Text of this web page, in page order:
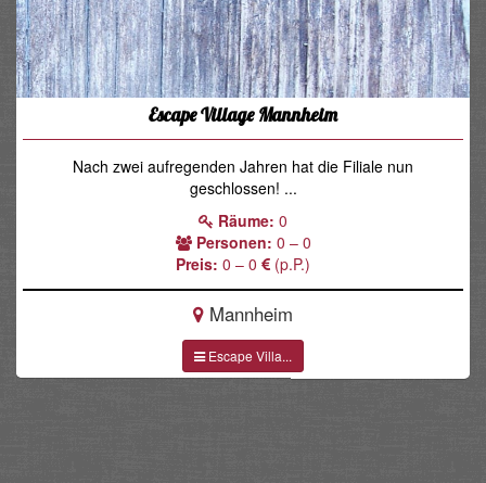
Escape Village Mannheim
Nach zwei aufregenden Jahren hat die Filiale nun
geschlossen! ...
Räume: 0
Personen: 0 – 0
Preis: 0 – 0 (p.P.)
Mannheim
Escape Villa...